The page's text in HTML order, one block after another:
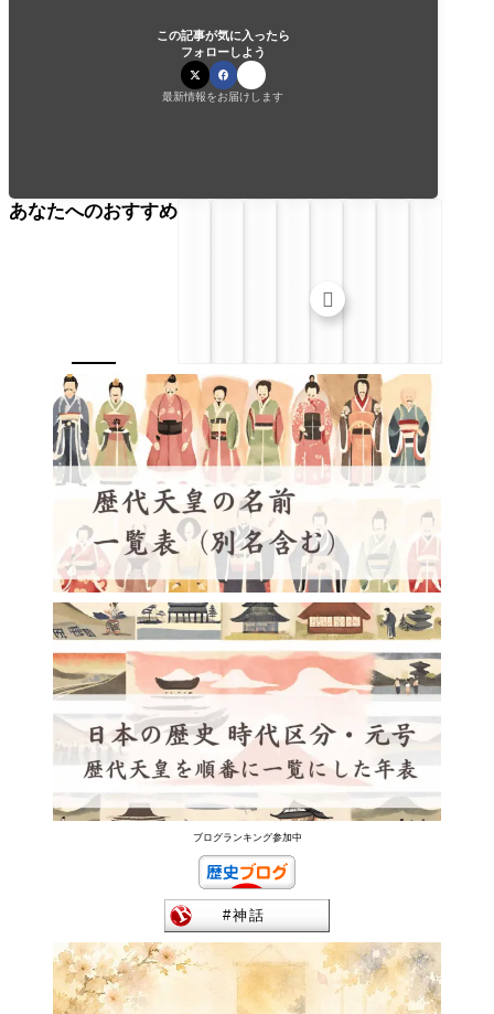
この記事が気に入ったら
フォローしよう
最新情報をお届けします
ブログランキング参加中
あなたへのおすすめ
